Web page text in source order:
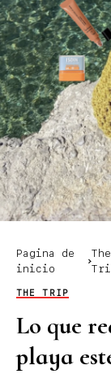
Pagina de
inicio
The
THE TRIP
Lo que
playa